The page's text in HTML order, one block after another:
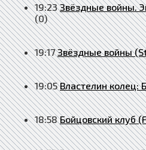
19:23 Звёздные войны.
(0)
19:17 Звёздные войны
19:05 Властелин колец:
18:58 Бойцовский клуб